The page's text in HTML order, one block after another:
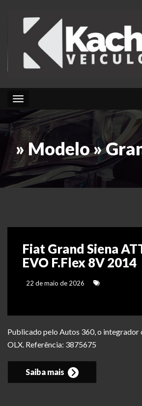
Toggle navigation
» Modelo »
Fiat Grand Siena
EVO F.Flex 8V 2014
22 de maio de 2026
Publicado pelo Autos 360, o integrador
OLX. Referência: 3875675
Saiba mais